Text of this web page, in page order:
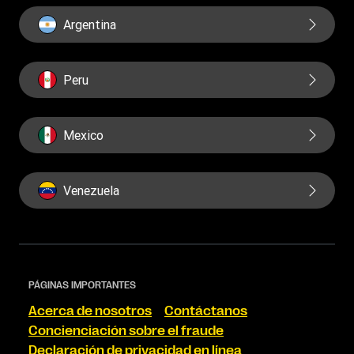
Argentina
Peru
Mexico
Venezuela
PÁGINAS IMPORTANTES
Acerca de nosotros
Contáctanos
Concienciación sobre el fraude
Declaración de privacidad en línea